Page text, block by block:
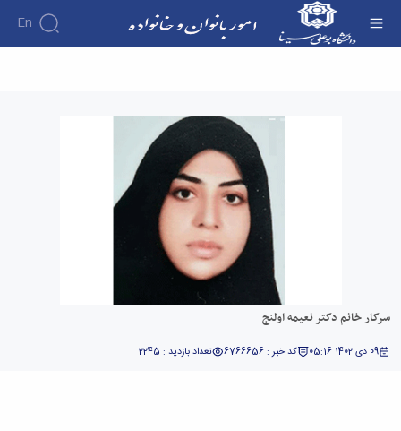
En
سرکار خانم دکتر نعیمه اولنج
09 دی 1402 05:16 کد خبر : 6766656 تعداد بازدید : 2245